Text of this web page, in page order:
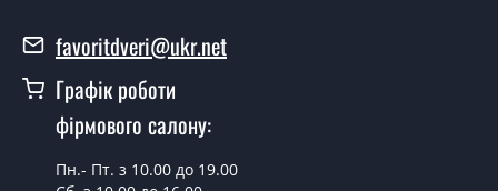
Вартість встановлення дверей Modern-15 - от 1800
Можна на сьогодні викликати
замірника?
Так можна.
favoritdveri@ukr.net
Графік роботи
фірмового салону:
Пн.- Пт. з 10.00 до 19.00